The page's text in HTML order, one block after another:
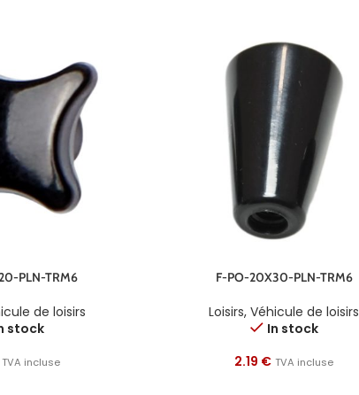
PLN-TRM6
de loisirs
stock
TVA incluse
F-PO-20X30-PLN-TRM6
Loisirs,Véhicule de loisirs
In stock
2.19 € TVA incluse